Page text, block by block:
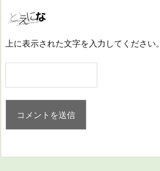
上に表示された文字を入力してください。